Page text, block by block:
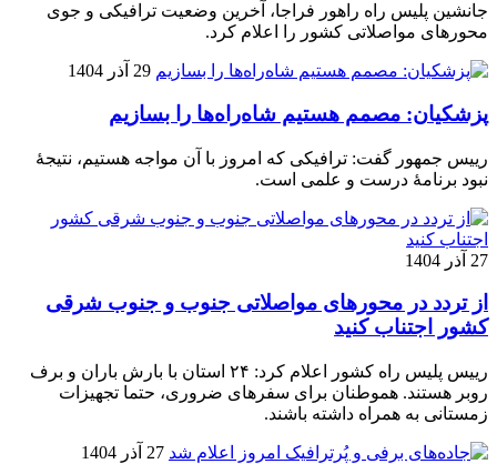
جانشین پلیس راه راهور فراجا، آخرین وضعیت ترافیکی و جوی
محورهای مواصلاتی کشور را اعلام کرد.
29 آذر 1404
پزشکیان: مصمم هستیم شاه‌راه‌ها را بسازیم
رییس جمهور گفت: ترافیکی که امروز با آن مواجه هستیم، نتیجۀ
نبود برنامۀ درست و علمی است.
27 آذر 1404
از تردد در محورهای مواصلاتی جنوب و جنوب شرقی
کشور اجتناب کنید
رییس پلیس راه کشور اعلام کرد: ۲۴ استان با بارش باران و برف
روبر هستند. هموطنان برای سفرهای ضروری، حتما تجهیزات
زمستانی به همراه داشته باشند.
27 آذر 1404